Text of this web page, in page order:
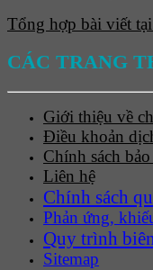
Tổng hợp bài viết
CÁC TRANG
Giới thiệu về
Điều khoản
Chính sách
Liên hệ
Chính sách
Phản ứng,
Quy trình
Sitemap